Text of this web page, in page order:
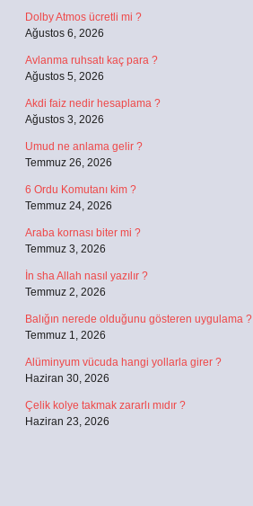
Dolby Atmos ücretli mi ?
Ağustos 6, 2026
Avlanma ruhsatı kaç para ?
Ağustos 5, 2026
Akdi faiz nedir hesaplama ?
Ağustos 3, 2026
Umud ne anlama gelir ?
Temmuz 26, 2026
6 Ordu Komutanı kim ?
Temmuz 24, 2026
Araba kornası biter mi ?
Temmuz 3, 2026
İn sha Allah nasıl yazılır ?
Temmuz 2, 2026
Balığın nerede olduğunu gösteren uygulama ?
Temmuz 1, 2026
Alüminyum vücuda hangi yollarla girer ?
Haziran 30, 2026
Çelik kolye takmak zararlı mıdır ?
Haziran 23, 2026